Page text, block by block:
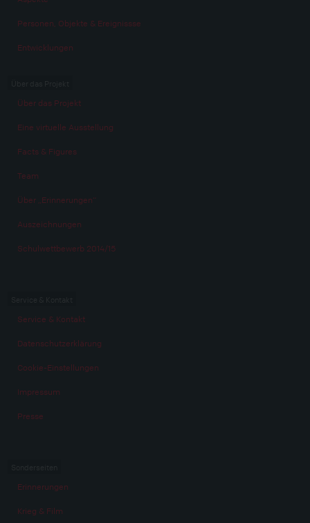
Personen, Objekte & Ereignissse
Entwicklungen
Über das Projekt
Eine virtuelle Ausstellung
Facts & Figures
Team
Über „Erinnerungen“
Auszeichnungen
Schulwettbewerb 2014/15
Service & Kontakt
Datenschutzerklärung
Cookie-Einstellungen
Impressum
Presse
Erinnerungen
Krieg & Film